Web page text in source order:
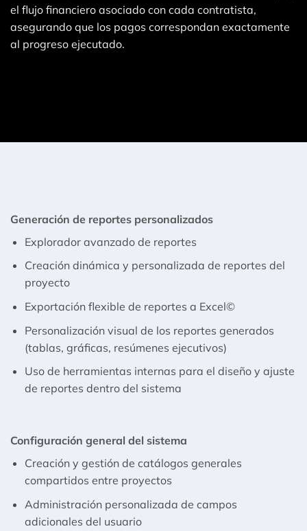
el flujo financiero asociado con cada contratista,
asegurando que los pagos correspondan exactamente
al progreso ejecutado.
Generación de reportes personalizados
Explorador avanzado de reportes
Creación dinámica y personalizada de reportes del
proyecto
Exportación flexible de reportes a Excel©
Personalización visual de los reportes generados
(tablas, gráficas, resúmenes ejecutivos)
Uso de herramientas internas para el diseño y ajuste
de reportes dentro del sistema
Configuración general del sistema
Creación y gestión de catálogos generales
compartidos entre proyectos
Administración personalizada de campos
adicionales del usuario